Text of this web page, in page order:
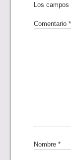
Los
Comentario*
Nombre*